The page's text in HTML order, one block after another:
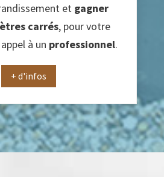
et gagner
carrés, pour votre
à un professionnel.
+ d'infos